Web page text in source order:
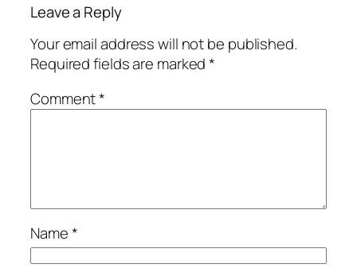
Leave a Reply
Your email address will not be published.
Required fields are marked*
Comment*
Name*